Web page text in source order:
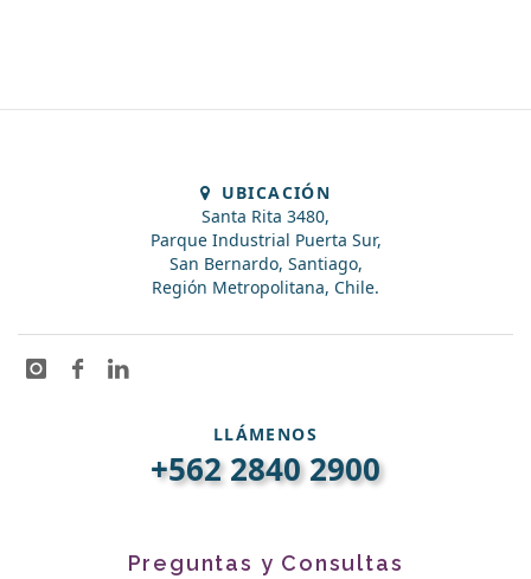
UBICACIÓN
Santa Rita 3480,
Parque Industrial Puerta Sur,
San Bernardo, Santiago,
Región Metropolitana, Chile.
LLÁMENOS
+562 2840 2900
Preguntas y Consultas